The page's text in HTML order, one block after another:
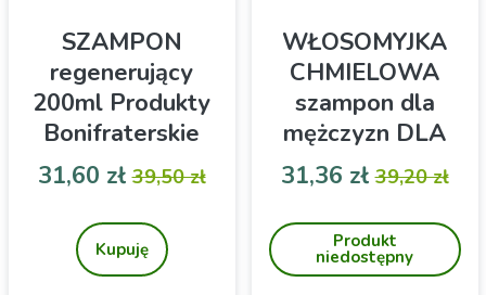
SZAMPON
regenerujący
200ml Produkty
Bonifraterskie
włosów zniszczonych
Cena
31,60 złCena podstawowa
39,50 zł
Kupuję
WŁOSOMYJKA
CHMIELOWA
szampon dla
mężczyzn DLA
Kosmetyki
włosów dla mężczyzn. Na
wypadanie włosów
Cena
31,36 złCena
39,20 zł
Produkt
niedostępny